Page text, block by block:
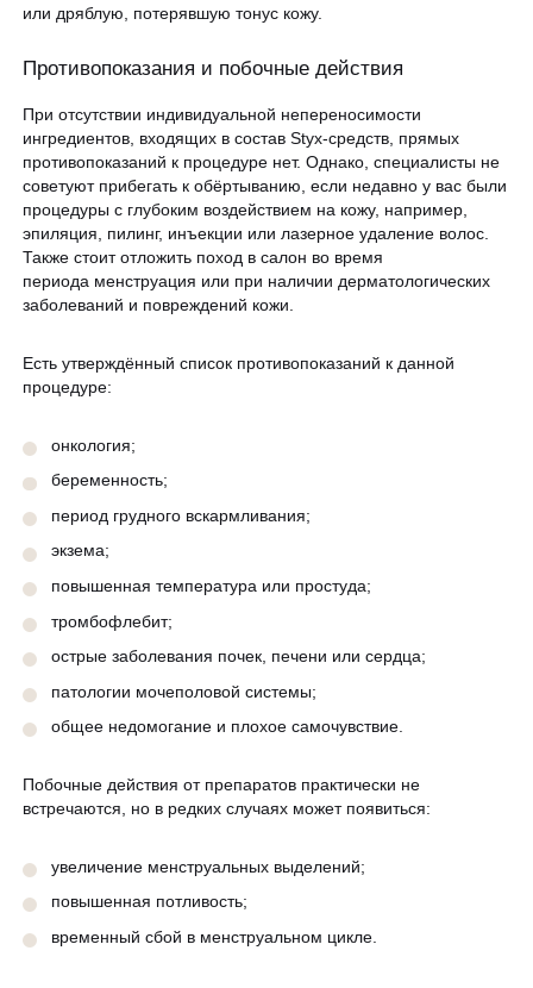
или дряблую, потерявшую тонус кожу.
Противопоказания и побочные действия
При отсутствии индивидуальной непереносимости
ингредиентов, входящих в состав Styx-средств, прямых
противопоказаний к процедуре нет. Однако, специалисты не
советуют прибегать к обёртыванию, если недавно у вас были
процедуры с глубоким воздействием на кожу, например,
эпиляция, пилинг, инъекции или лазерное удаление волос.
Также стоит отложить поход в салон во время
периода менструация или при наличии дерматологических
заболеваний и повреждений кожи.
Есть утверждённый список противопоказаний к данной
процедуре:
онкология;
беременность;
период грудного вскармливания;
экзема;
повышенная температура или простуда;
тромбофлебит;
острые заболевания почек, печени или сердца;
патологии мочеполовой системы;
общее недомогание и плохое самочувствие.
Побочные действия от препаратов практически не
встречаются, но в редких случаях может появиться:
увеличение менструальных выделений;
повышенная потливость;
временный сбой в менструальном цикле.